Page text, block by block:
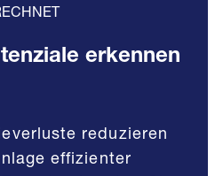
erkennen
reduzieren
effizienter